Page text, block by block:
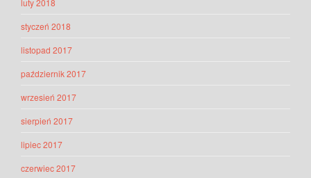
luty 2018
styczeń 2018
listopad 2017
październik 2017
wrzesień 2017
sierpień 2017
lipiec 2017
czerwiec 2017